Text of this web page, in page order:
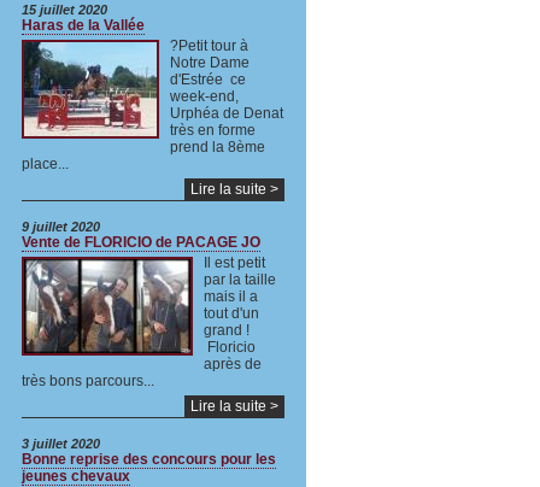
15 juillet 2020
Haras de la Vallée
?Petit tour à
Notre Dame
d'Estrée ce
week-end,
Urphéa de Denat
très en forme
prend la 8ème
place...
Lire la suite >
9 juillet 2020
Vente de FLORICIO de PACAGE JO
Il est petit
par la taille
mais il a
tout d'un
grand !
Floricio
après de
très bons parcours...
Lire la suite >
3 juillet 2020
Bonne reprise des concours pour les
jeunes chevaux